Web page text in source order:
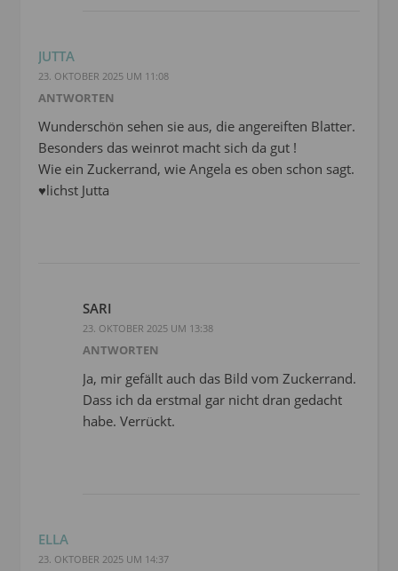
JUTTA
23. OKTOBER 2025 UM 11:08
ANTWORTEN
Wunderschön sehen sie aus, die angereiften Blatter.
Besonders das weinrot macht sich da gut !
Wie ein Zuckerrand, wie Angela es oben schon sagt.
♥lichst Jutta
SARI
23. OKTOBER 2025 UM 13:38
ANTWORTEN
Ja, mir gefällt auch das Bild vom Zuckerrand.
Dass ich da erstmal gar nicht dran gedacht
habe. Verrückt.
ELLA
23. OKTOBER 2025 UM 14:37